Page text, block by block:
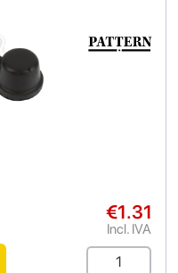
€1.31
Incl. IVA